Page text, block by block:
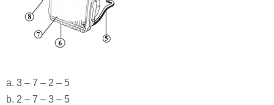
a. 3 – 7 – 2 – 5
b. 2 – 7 – 3 – 5